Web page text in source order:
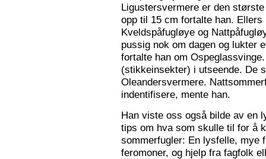
Ligustersvermere er den
opp til 15 cm fortalte han.
Kveldspåfugløye og
pussig nok om dagen og lukter
fortalte han om
(stikkeinsekter) i utseende. De
Oleandersvermere.
indentifisere, mente han.
Han viste oss også bilde av en
tips om hva som skulle til for å
sommerfugler: En lysfelle, mye
feromoner, og hjelp fra fagfolk